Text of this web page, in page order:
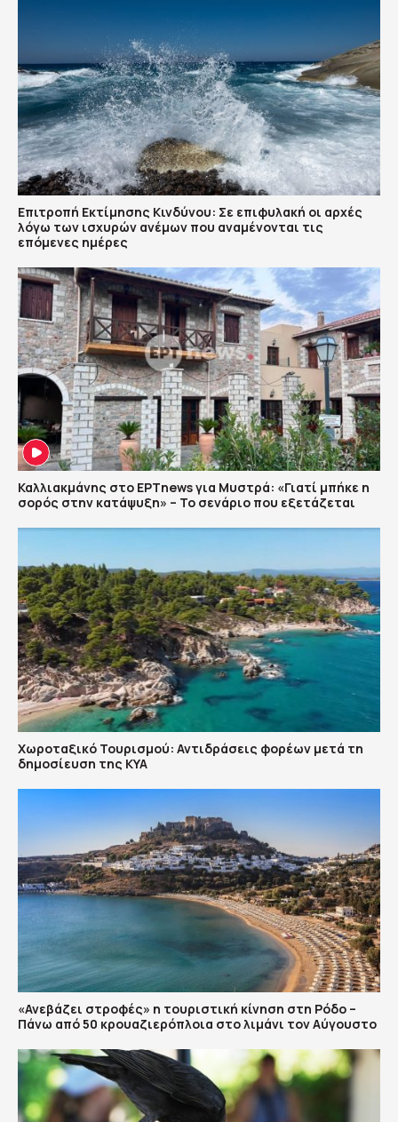
Επιτροπή Εκτίμησης Κινδύνου: Σε επιφυλακή οι αρχές
λόγω των ισχυρών ανέμων που αναμένονται τις
επόμενες ημέρες
Καλλιακμάνης στο ΕΡΤnews για Μυστρά: «Γιατί μπήκε η
σορός στην κατάψυξη» – Το σενάριο που εξετάζεται
Χωροταξικό Τουρισμού: Αντιδράσεις φορέων μετά τη
δημοσίευση της ΚΥΑ
«Ανεβάζει στροφές» η τουριστική κίνηση στη Ρόδο –
Πάνω από 50 κρουαζιερόπλοια στο λιμάνι τον Αύγουστο